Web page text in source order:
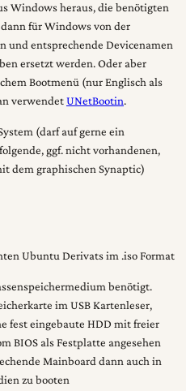
Windows heraus, die benötigten
für Windows von der
und entsprechende Devicenamen
ersetzt werden. Oder aber
Bootmenü (nur Englisch als
verwendetUNetBootin.
(darf auf gerne ein
ggf. nicht vorhandenen,
dem graphischen Synaptic)
Ubuntu Derivats im .iso Format
benötigt.
im USB Kartenleser,
fest eingebaute HDD mit freier
BIOS als Festplatte angesehen
Mainboard dann auch in
zu booten